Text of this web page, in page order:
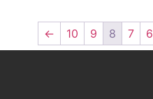
6
7
8
9
10
←